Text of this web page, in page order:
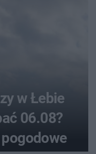
w Łebie
06.08?